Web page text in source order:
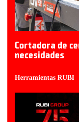
Cortadora de
necesidades
Herramientas RUBI